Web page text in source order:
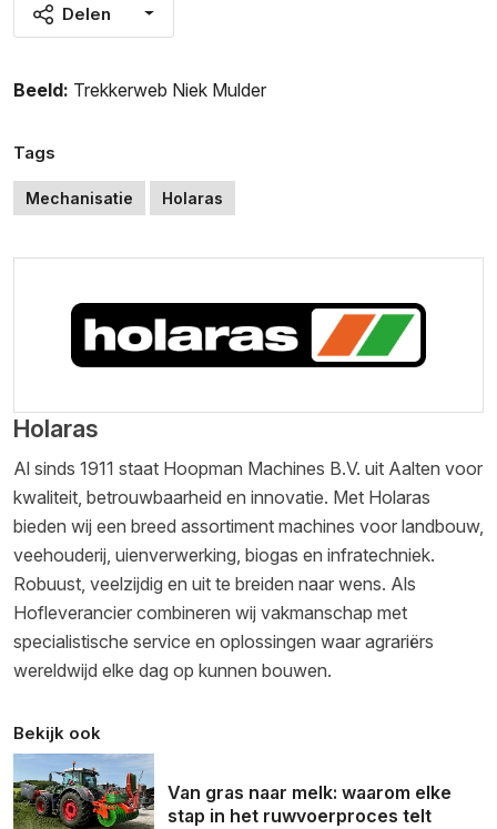
Delen
Beeld: Trekkerweb Niek Mulder
Tags
Mechanisatie Holaras
Holaras
Al sinds 1911 staat Hoopman Machines B.V. uit Aalten voor
kwaliteit, betrouwbaarheid en innovatie. Met Holaras
bieden wij een breed assortiment machines voor landbouw,
veehouderij, uienverwerking, biogas en infratechniek.
Robuust, veelzijdig en uit te breiden naar wens. Als
Hofleverancier combineren wij vakmanschap met
specialistische service en oplossingen waar agrariërs
wereldwijd elke dag op kunnen bouwen.
Bekijk ook
Van gras naar melk: waarom elke
stap in het ruwvoerproces telt